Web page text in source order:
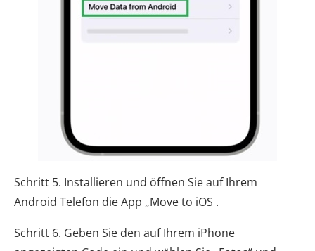
Schritt 5. Installieren und öffnen Sie auf Ihrem
Android Telefon die App „Move to iOS .
Schritt 6. Geben Sie den auf Ihrem iPhone